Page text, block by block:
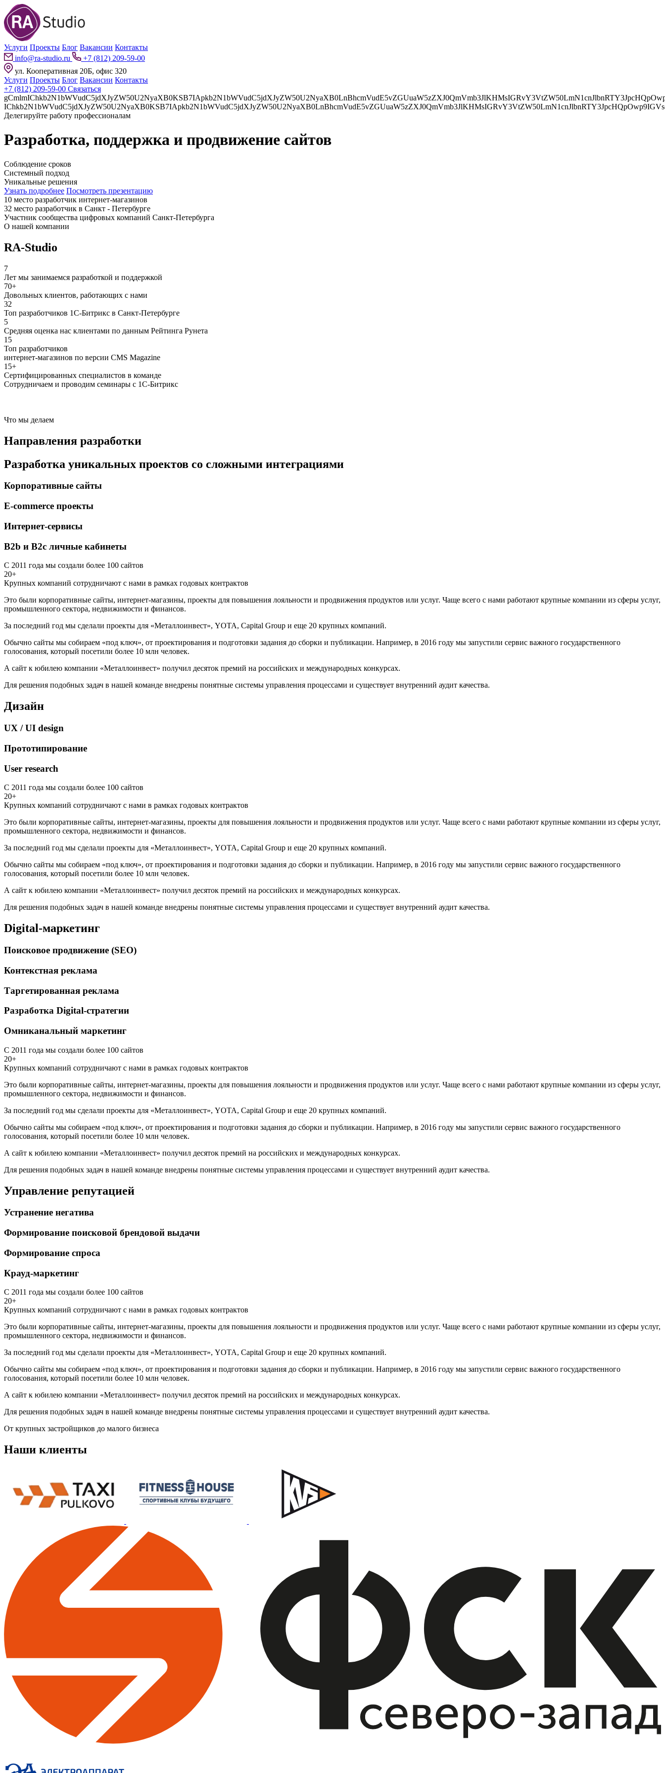
Услуги Проекты Блог Вакансии Контакты
info@ra-studio.ru
+7 (812) 209-59-00
ул. Кооперативная 20Б, офис 320
Услуги Проекты Блог Вакансии Контакты
+7 (812) 209-59-00 Связаться
gCmlmIChkb2N1bWVudC5jdXJyZW50U2NyaXB0KSB7IApkb2N1bWVudC5jdXJyZW50U2NyaXB0LnBhcmVudE5vZGUuaW5zZXJ0QmVmb3JlKHMsIGRvY3VtZW50LmN1cnJlbnRTY3JpcHQpOwp9IGVsc2UgewpkLmdldEVsZW1lbnRzQnlUYWdOYW1lKCdoZWFkJylbMF0uYXBwZW5kQ2hpbGQocyk7Cn0=">
Делегируйте работу профессионалам
Разработка, поддержка и продвижение сайтов
Соблюдение сроков
Системный подход
Уникальные решения
Узнать подробнее Посмотреть презентацию
10 место разработчик интернет-магазинов
32 место разработчик в Санкт - Петербурге
Участник сообщества цифровых компаний Санкт-Петербурга
О нашей компании
RA-Studio
7
Лет мы занимаемся разработкой и поддержкой
70+
Довольных клиентов, работающих с нами
32
Топ разработчиков 1С-Битрикс в Санкт-Петербурге
5
Средняя оценка нас клиентами по данным Рейтинга Рунета
15
Топ разработчиков
интернет-магазинов по версии CMS Magazine
15+
Сертифицированных специалистов в команде
Сотрудничаем и проводим семинары с 1С-Битрикс
Что мы делаем
Направления разработки
Разработка уникальных проектов со сложными интеграциями
Корпоративные сайты
E-commerce проекты
Интернет-сервисы
B2b и B2c личные кабинеты
С 2011 года мы создали более 100 сайтов
20+
Крупных компаний сотрудничают с нами в рамках годовых контрактов
Это были корпоративные сайты, интернет-магазины, проекты для повышения лояльности и продвижения продуктов или услуг. Чаще всего с нами работают крупные компании из сферы услуг,
промышленного сектора, недвижимости и финансов.
За последний год мы сделали проекты для «Металлоинвест», YOTA, Capital Group и еще 20 крупных компаний.
Обычно сайты мы собираем «под ключ», от проектирования и подготовки задания до сборки и публикации. Например, в 2016 году мы запустили сервис важного государственного
голосования, который посетили более 10 млн человек.
А сайт к юбилею компании «Металлоинвест» получил десяток премий на российских и международных конкурсах.
Для решения подобных задач в нашей команде внедрены понятные системы управления процессами и существует внутренний аудит качества.
Дизайн
UX / UI design
Прототипирование
User research
С 2011 года мы создали более 100 сайтов
20+
Крупных компаний сотрудничают с нами в рамках годовых контрактов
Это были корпоративные сайты, интернет-магазины, проекты для повышения лояльности и продвижения продуктов или услуг. Чаще всего с нами работают крупные компании из сферы услуг,
промышленного сектора, недвижимости и финансов.
За последний год мы сделали проекты для «Металлоинвест», YOTA, Capital Group и еще 20 крупных компаний.
Обычно сайты мы собираем «под ключ», от проектирования и подготовки задания до сборки и публикации. Например, в 2016 году мы запустили сервис важного государственного
голосования, который посетили более 10 млн человек.
А сайт к юбилею компании «Металлоинвест» получил десяток премий на российских и международных конкурсах.
Для решения подобных задач в нашей команде внедрены понятные системы управления процессами и существует внутренний аудит качества.
Digital-маркетинг
Поисковое продвижение (SEO)
Контекстная реклама
Таргетированная реклама
Разработка Digital-стратегии
Омниканальный маркетинг
С 2011 года мы создали более 100 сайтов
20+
Крупных компаний сотрудничают с нами в рамках годовых контрактов
Это были корпоративные сайты, интернет-магазины, проекты для повышения лояльности и продвижения продуктов или услуг. Чаще всего с нами работают крупные компании из сферы услуг,
промышленного сектора, недвижимости и финансов.
За последний год мы сделали проекты для «Металлоинвест», YOTA, Capital Group и еще 20 крупных компаний.
Обычно сайты мы собираем «под ключ», от проектирования и подготовки задания до сборки и публикации. Например, в 2016 году мы запустили сервис важного государственного
голосования, который посетили более 10 млн человек.
А сайт к юбилею компании «Металлоинвест» получил десяток премий на российских и международных конкурсах.
Для решения подобных задач в нашей команде внедрены понятные системы управления процессами и существует внутренний аудит качества.
Управление репутацией
Устранение негатива
Формирование поисковой брендовой выдачи
Формирование спроса
Крауд-маркетинг
С 2011 года мы создали более 100 сайтов
20+
Крупных компаний сотрудничают с нами в рамках годовых контрактов
Это были корпоративные сайты, интернет-магазины, проекты для повышения лояльности и продвижения продуктов или услуг. Чаще всего с нами работают крупные компании из сферы услуг,
промышленного сектора, недвижимости и финансов.
За последний год мы сделали проекты для «Металлоинвест», YOTA, Capital Group и еще 20 крупных компаний.
Обычно сайты мы собираем «под ключ», от проектирования и подготовки задания до сборки и публикации. Например, в 2016 году мы запустили сервис важного государственного
голосования, который посетили более 10 млн человек.
А сайт к юбилею компании «Металлоинвест» получил десяток премий на российских и международных конкурсах.
Для решения подобных задач в нашей команде внедрены понятные системы управления процессами и существует внутренний аудит качества.
От крупных застройщиков до малого бизнеса
Наши клиенты